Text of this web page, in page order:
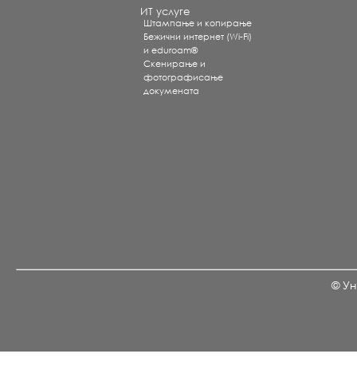
ИТ услуге
Штампање и копирање
Бежични интернет (Wi-Fi)
и eduroam®
Скенирање и
фотографисање
докумената
©